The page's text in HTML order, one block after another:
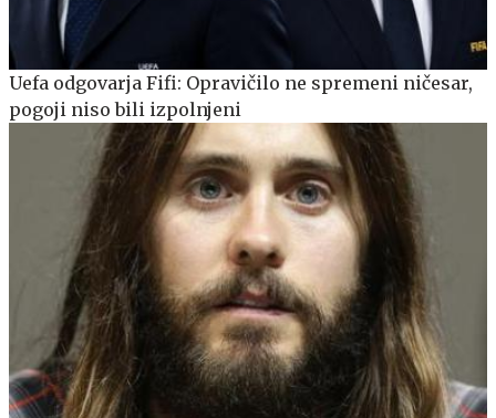
Uefa odgovarja Fifi: Opravičilo ne spremeni ničesar,
pogoji niso bili izpolnjeni